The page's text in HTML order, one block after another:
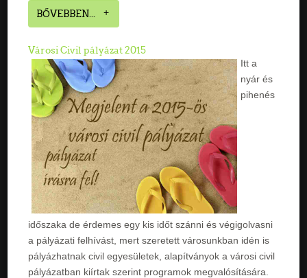
BŐVEBBEN...
Városi Civil pályázat 2015
Itt a
nyár és
pihenés
időszaka de érdemes egy kis időt szánni és végigolvasni
a pályázati felhívást, mert szeretett városunkban idén is
pályázhatnak civil egyesületek, alapítványok a városi civil
pályázatban kiírtak szerint programok megvalósítására.